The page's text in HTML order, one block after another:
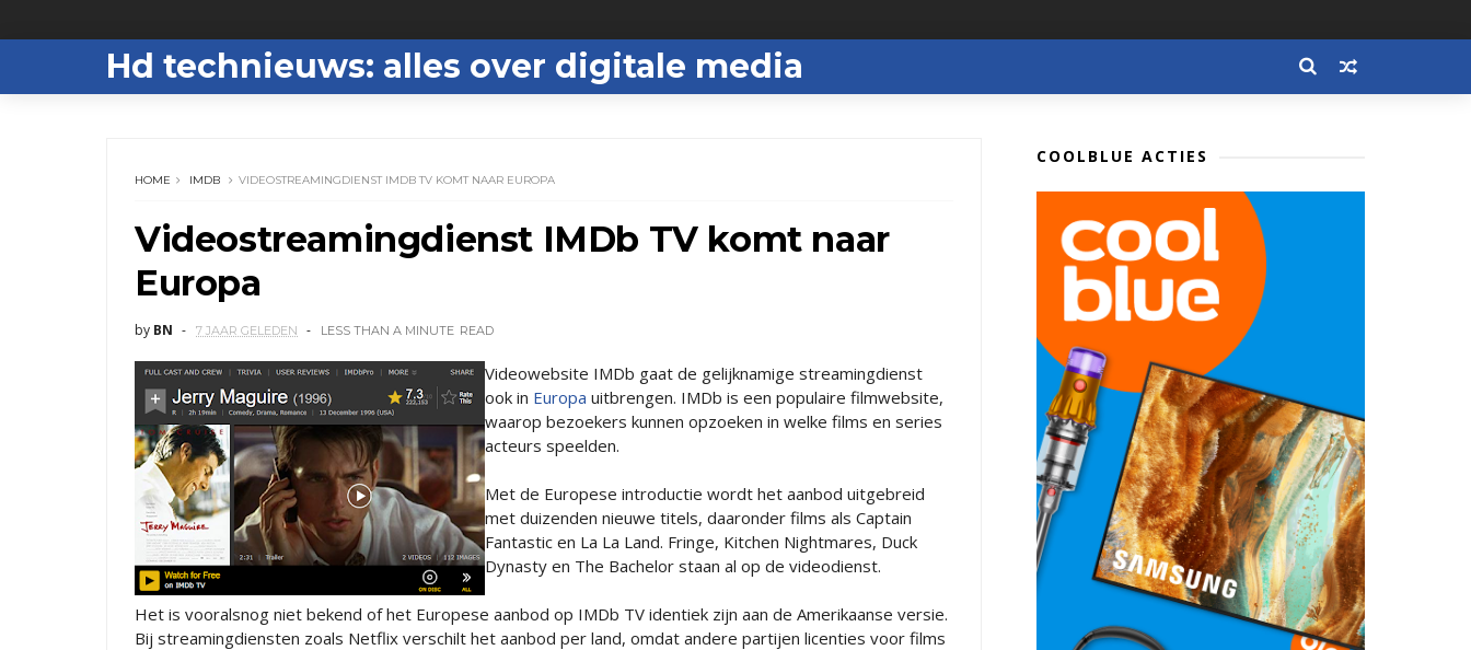
Hd technieuws: alles over digitale media
HOME IMDB VIDEOSTREAMINGDIENST IMDB TV KOMT NAAR EUROPA
Videostreamingdienst IMDb TV komt naar
Europa
by BN 7 JAAR GELEDEN LESS THAN A MINUTE READ
Videowebsite IMDb gaat de gelijknamige streamingdienst
ook in Europa uitbrengen. IMDb is een populaire filmwebsite,
waarop bezoekers kunnen opzoeken in welke films en series
acteurs speelden.
Met de Europese introductie wordt het aanbod uitgebreid
met duizenden nieuwe titels, daaronder films als Captain
Fantastic en La La Land. Fringe, Kitchen Nightmares, Duck
Dynasty en The Bachelor staan al op de videodienst.
Het is vooralsnog niet bekend of het Europese aanbod op IMDb TV identiek zijn aan de Amerikaanse versie.
Bij streamingdiensten zoals Netflix verschilt het aanbod per land, omdat andere partijen licenties voor films
COOLBLUE ACTIES